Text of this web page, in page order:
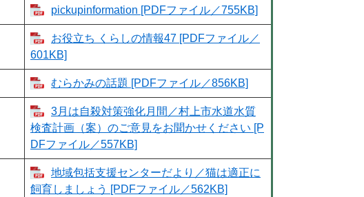
pickupinformation [PDFファイル／755KB]
お役立ち くらしの情報47 [PDFファイル／
601KB]
むらかみの話題 [PDFファイル／856KB]
3月は自殺対策強化月間／村上市水道水質
検査計画（案）のご意見をお聞かせください [P
DFファイル／557KB]
地域包括支援センターだより／猫は適正に
飼育しましょう [PDFファイル／562KB]